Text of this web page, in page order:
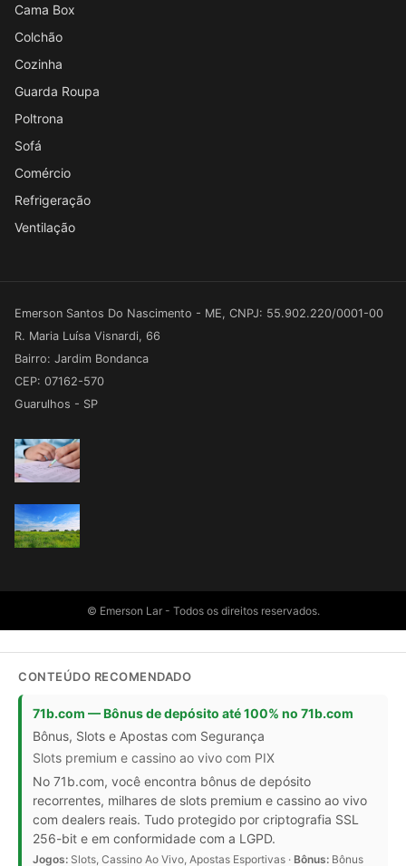
Cama Box
Colchão
Cozinha
Guarda Roupa
Poltrona
Sofá
Comércio
Refrigeração
Ventilação
Emerson Santos Do Nascimento - ME, CNPJ: 55.902.220/0001-00
R. Maria Luísa Visnardi, 66
Bairro: Jardim Bondanca
CEP: 07162-570
Guarulhos - SP
© Emerson Lar - Todos os direitos reservados.
CONTEÚDO RECOMENDADO
71b.com — Bônus de depósito até 100% no 71b.com
Bônus, Slots e Apostas com Segurança
Slots premium e cassino ao vivo com PIX
No 71b.com, você encontra bônus de depósito
recorrentes, milhares de slots premium e cassino ao vivo
com dealers reais. Tudo protegido por criptografia SSL
256-bit e em conformidade com a LGPD.
Jogos: Slots, Cassino Ao Vivo, Apostas Esportivas · Bônus: Bônus